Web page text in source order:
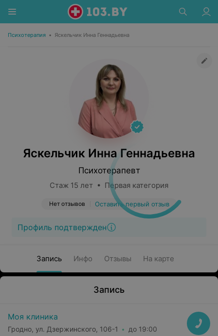
Психотерапия • Яскельчик Инна Геннадьевна
Яскельчик Инна Геннадьевна
Психотерапевт
Стаж 15 лет • Первая категория
Нет отзывов Оставить первый отзыв
Профиль подтвержден
Запись Инфо Отзывы На карте
Запись
Моя клиника
Гродно, ул. Дзержинского, 106-1 до 19:00